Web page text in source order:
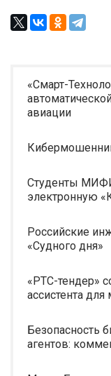
«Смарт-
авиации
Студенты
электронную
Российские
«Судного дня»
«РТС-тендер»
ассистента
Безопасность
агентов: